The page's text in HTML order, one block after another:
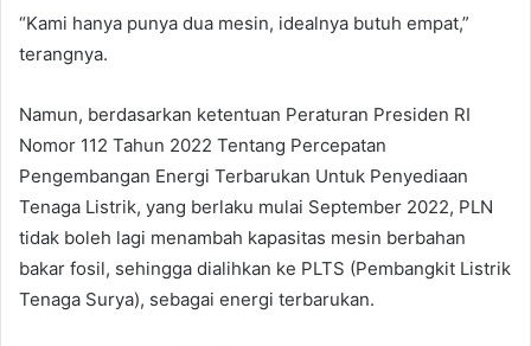
“Kami hanya punya dua mesin, idealnya butuh empat,”
terangnya.
Namun, berdasarkan ketentuan Peraturan Presiden RI
Nomor 112 Tahun 2022 Tentang Percepatan
Pengembangan Energi Terbarukan Untuk Penyediaan
Tenaga Listrik, yang berlaku mulai September 2022, PLN
tidak boleh lagi menambah kapasitas mesin berbahan
bakar fosil, sehingga dialihkan ke PLTS (Pembangkit Listrik
Tenaga Surya), sebagai energi terbarukan.